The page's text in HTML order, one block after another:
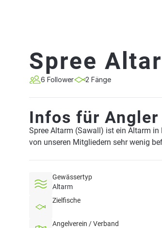
Spree
6 Follower 2 Fänge
Infos für Angler
Spree Altarm (Sawall) ist ein Altarm in
von unseren Mitgliedern sehr wenig
Gewässertyp
Altarm
Zielfische
Angelverein / Verband